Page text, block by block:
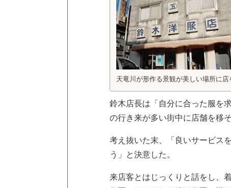
天竜川が形作る景観が美しい場所に店
鈴木店長は「自分に合った服を
の行き来が多い街中に店舗を移
考え抜いた末、「良いサービス
う」と決意した。
来店客とはじっくりと話をし、